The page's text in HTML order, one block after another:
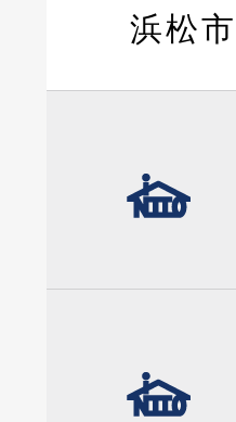
浜松